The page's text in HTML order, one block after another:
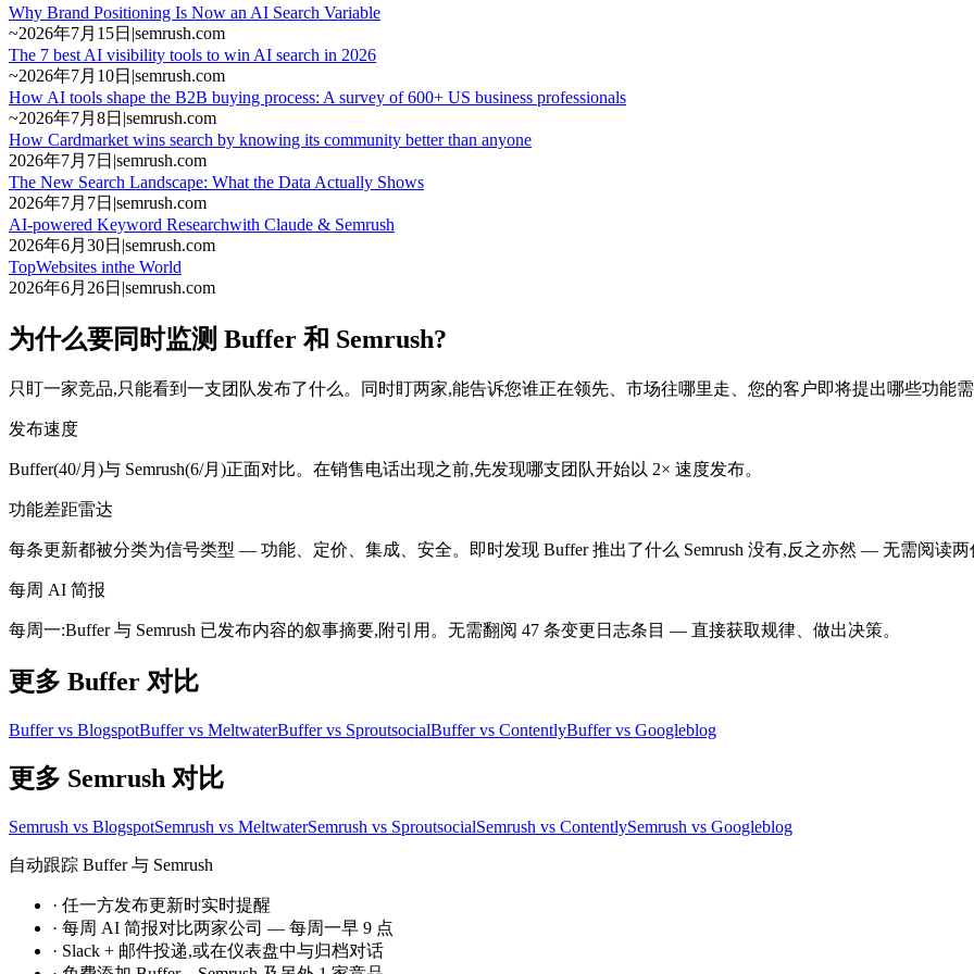
Why Brand Positioning Is Now an AI Search Variable
~2026年7月15日 |semrush.com
The 7 best AI visibility tools to win AI search in 2026
~2026年7月10日 |semrush.com
How AI tools shape the B2B buying process: A survey of 600+ US business professionals
~2026年7月8日 |semrush.com
How Cardmarket wins search by knowing its community better than anyone
2026年7月7日 |semrush.com
The New Search Landscape: What the Data Actually Shows
2026年7月7日 |semrush.com
AI-powered Keyword Researchwith Claude & Semrush
2026年6月30日 |semrush.com
TopWebsites inthe World
2026年6月26日 |semrush.com
为什么要同时监测 Buffer 和 Semrush?
只盯一家竞品,只能看到一支团队发布了什么。同时盯两家,能告诉您谁正在领先、市场往哪里走、您的客户即将提出哪些功能
发布速度
Buffer(40/月)与 Semrush(6/月)正面对比。在销售电话出现之前,先发现哪支团队开始以 2× 速度发布。
功能差距雷达
每条更新都被分类为信号类型 — 功能、定价、集成、安全。即时发现 Buffer 推出了什么 Semrush 没有,反之亦然 — 无需阅读
每周 AI 简报
每周一:Buffer 与 Semrush 已发布内容的叙事摘要,附引用。无需翻阅 47 条变更日志条目 — 直接获取规律、做出决策。
更多 Buffer 对比
Buffer vs BlogspotBuffer vs MeltwaterBuffer vs SproutsocialBuffer vs ContentlyBuffer vs Googleblog
更多 Semrush 对比
Semrush vs BlogspotSemrush vs MeltwaterSemrush vs SproutsocialSemrush vs ContentlySemrush vs Googleblog
自动跟踪 Buffer 与 Semrush
· 任一方发布更新时实时提醒
· 每周 AI 简报对比两家公司 — 每周一早 9 点
· Slack + 邮件投递,或在仪表盘中与归档对话